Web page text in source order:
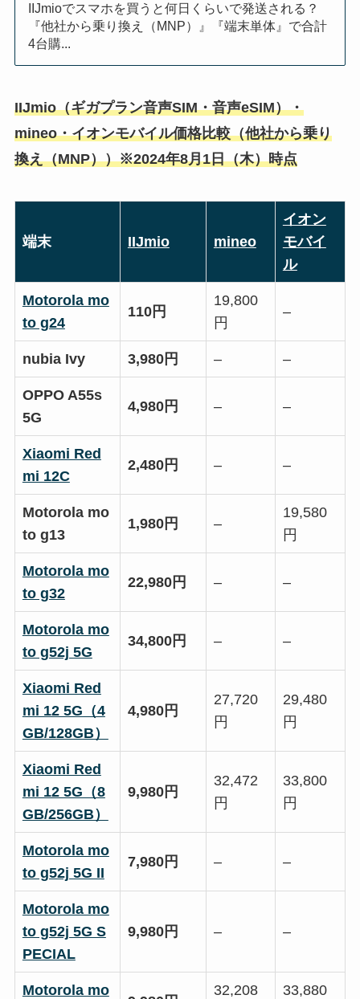
IIJmioでスマホを買うと何日くらいで発送される？
『他社から乗り換え（MNP）』『端末単体』で合計
4台購...
IIJmio（ギガプラン音声SIM・音声eSIM）・
mineo・イオンモバイル価格比較（他社から乗り
換え（MNP））※2024年8月1日（木）時点
端末 IIJmio mineo
イオン
モバイ
ル
Motorola mo
to g24
110円
19,800
円
–
nubia Ivy 3,980円 – –
OPPO A55s
5G
4,980円 – –
Xiaomi Red
mi 12C
2,480円 – –
Motorola mo
to g13
1,980円 –
19,580
円
Motorola mo
to g32
22,980円 – –
Motorola mo
to g52j 5G
34,800円 – –
Xiaomi Red
mi 12 5G（4
GB/128GB）
4,980円
27,720
円
29,480
円
Xiaomi Red
mi 12 5G（8
GB/256GB）
9,980円
32,472
円
33,800
円
Motorola mo
to g52j 5G II
7,980円 – –
Motorola mo
to g52j 5G S
PECIAL
9,980円 – –
Motorola mo
32,208
33,880